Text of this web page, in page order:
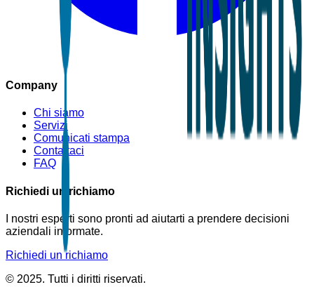
Company
Chi siamo
Servizi
Comunicati stampa
Contattaci
FAQ
Richiedi un richiamo
I nostri esperti sono pronti ad aiutarti a prendere decisioni
aziendali informate.
Richiedi un richiamo
© 2025. Tutti i diritti riservati.